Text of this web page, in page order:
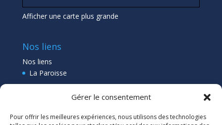
Gérer le consentement
Pour offrir les meilleures expériences, nous utilisons des technologies
Afficher une carte plus grande
Nos liens
Nos liens
La Paroisse
Ecole Pléneuf Val André–Erquy – Planguenoual
Lien admin